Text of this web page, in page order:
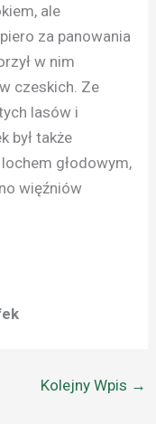
ale
za panowania
w nim
czeskich. Ze
lasów i
był także
głodowym,
więźniów
Kolejny Wpis →